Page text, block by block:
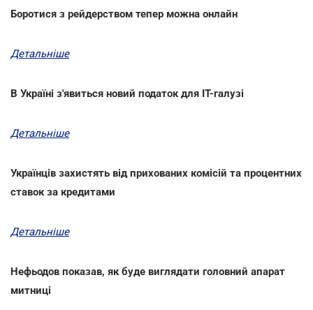
Боротися з рейдерством тепер можна онлайн
Детальніше
В Україні з'явиться новий податок для IT-галузі
Детальніше
Українців захистять від прихованих комісій та процентних
ставок за кредитами
Детальніше
Нефьодов показав, як буде виглядати головний апарат
митниці